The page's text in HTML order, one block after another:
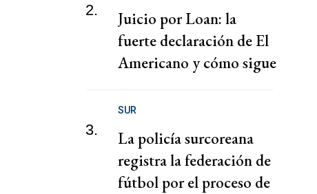
2.
Juicio por Loan: la
fuerte declaración de El
Americano y cómo sigue
3.
SUR
La policía surcoreana
registra la federación de
fútbol por el proceso de